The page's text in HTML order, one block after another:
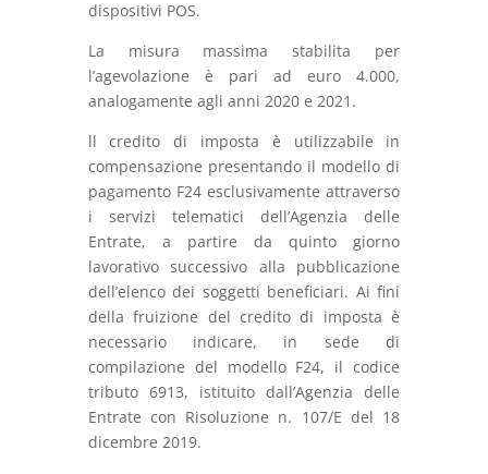
dispositivi POS.
La misura massima stabilita per
l’agevolazione è pari ad euro 4.000,
analogamente agli anni 2020 e 2021.
ll credito di imposta è utilizzabile in
compensazione presentando il modello di
pagamento F24 esclusivamente attraverso
i servizi telematici dell’Agenzia delle
Entrate, a partire da quinto giorno
lavorativo successivo alla pubblicazione
dell’elenco dei soggetti beneficiari. Ai fini
della fruizione del credito di imposta è
necessario indicare, in sede di
compilazione del modello F24, il codice
tributo 6913, istituito dall’Agenzia delle
Entrate con Risoluzione n. 107/E del 18
dicembre 2019.